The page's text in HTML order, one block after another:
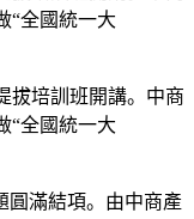
“全國統一大
培訓班開講。中商
“全國統一大
滿結項。由中商產